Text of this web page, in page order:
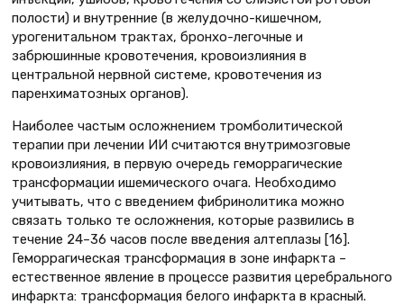
полости) и внутренние (в желудочно-кишечном,
урогенитальном трактах, бронхо-легочные и
забрюшинные кровотечения, кровоизлияния в
центральной нервной системе, кровотечения из
паренхиматозных органов).
Наиболее частым осложнением тромболитической
терапии при лечении ИИ считаются внутримозговые
кровоизлияния, в первую очередь геморрагические
трансформации ишемического очага. Необходимо
учитывать, что с введением фибринолитика можно
связать только те осложнения, которые развились в
течение 24–36 часов после введения алтеплазы [16].
Геморрагическая трансформация в зоне инфаркта –
естественное явление в процессе развития церебрального
инфаркта: трансформация белого инфаркта в красный.